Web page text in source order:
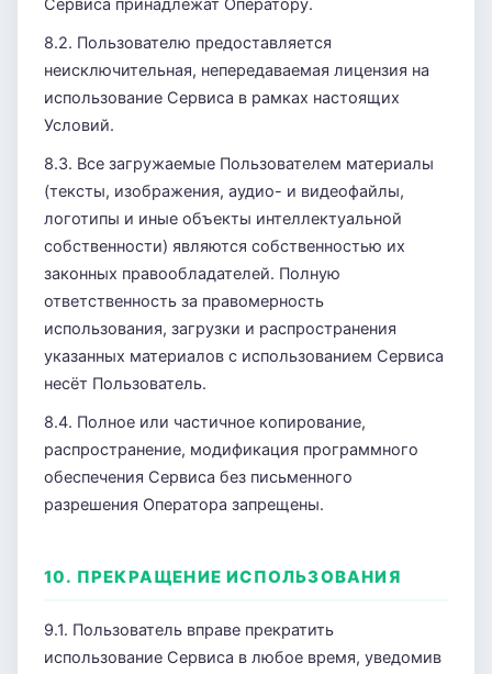
8.2. Пользователю предоставляется
неисключительная, непередаваемая лицензия на
использование Сервиса в рамках настоящих
Условий.
8.3. Все загружаемые Пользователем материалы
(тексты, изображения, аудио- и видеофайлы,
логотипы и иные объекты интеллектуальной
собственности) являются собственностью их
законных правообладателей. Полную
ответственность за правомерность
использования, загрузки и распространения
указанных материалов с использованием Сервиса
несёт Пользователь.
8.4. Полное или частичное копирование,
распространение, модификация программного
обеспечения Сервиса без письменного
разрешения Оператора запрещены.
10. ПРЕКРАЩЕНИЕ ИСПОЛЬЗОВАНИЯ
9.1. Пользователь вправе прекратить
использование Сервиса в любое время, уведомив